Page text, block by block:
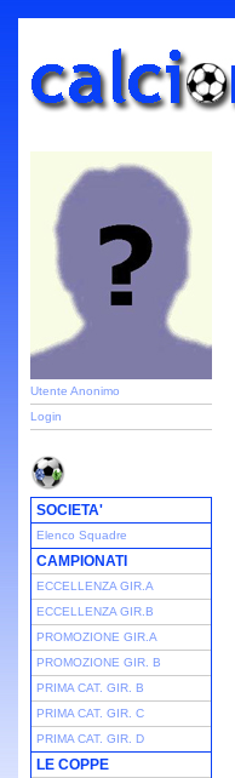
Utente Anonimo
Login
SOCIETA'
Elenco Squadre
CAMPIONATI
ECCELLENZA GIR.A
ECCELLENZA GIR.B
PROMOZIONE GIR.A
PROMOZIONE GIR. B
PRIMA CAT. GIR. B
PRIMA CAT. GIR. C
PRIMA CAT. GIR. D
LE COPPE